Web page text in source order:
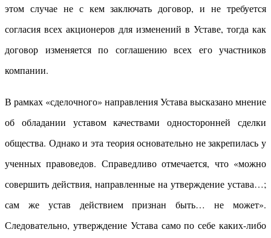
этом случае не с кем заключать договор, и не требуется
согласия всех акционеров для изменений в Уставе, тогда как
договор изменяется по соглашению всех его участников
компании.
В рамках «сделочного» направления Устава высказано мнение
об обладании уставом качествами односторонней сделки
общества. Однако и эта теория основательно не закрепилась у
ученных правоведов. Справедливо отмечается, что «можно
совершить действия, направленные на утверждение устава…;
сам же устав действием признан быть… не может».
Следовательно, утверждение Устава само по себе каких-либо